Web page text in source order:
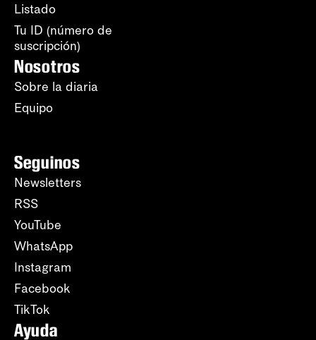
Listado
Tu ID (número de
suscripción)
Nosotros
Sobre la diaria
Equipo
Seguinos
Newsletters
RSS
YouTube
WhatsApp
Instagram
Facebook
TikTok
Ayuda